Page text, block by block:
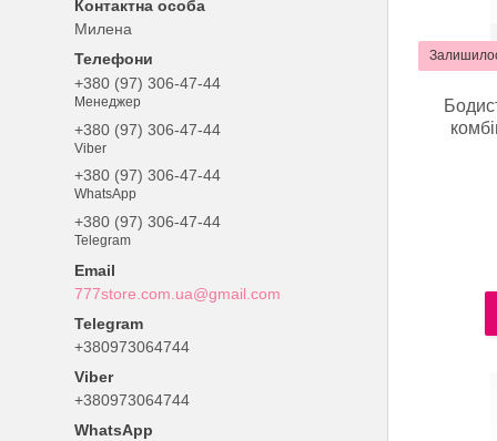
Милена
+380 (97) 306-47-44
Менеджер
+380 (97) 306-47-44
Viber
+380 (97) 306-47-44
WhatsApp
+380 (97) 306-47-44
Telegram
777store.com.ua@gmail.com
+380973064744
+380973064744